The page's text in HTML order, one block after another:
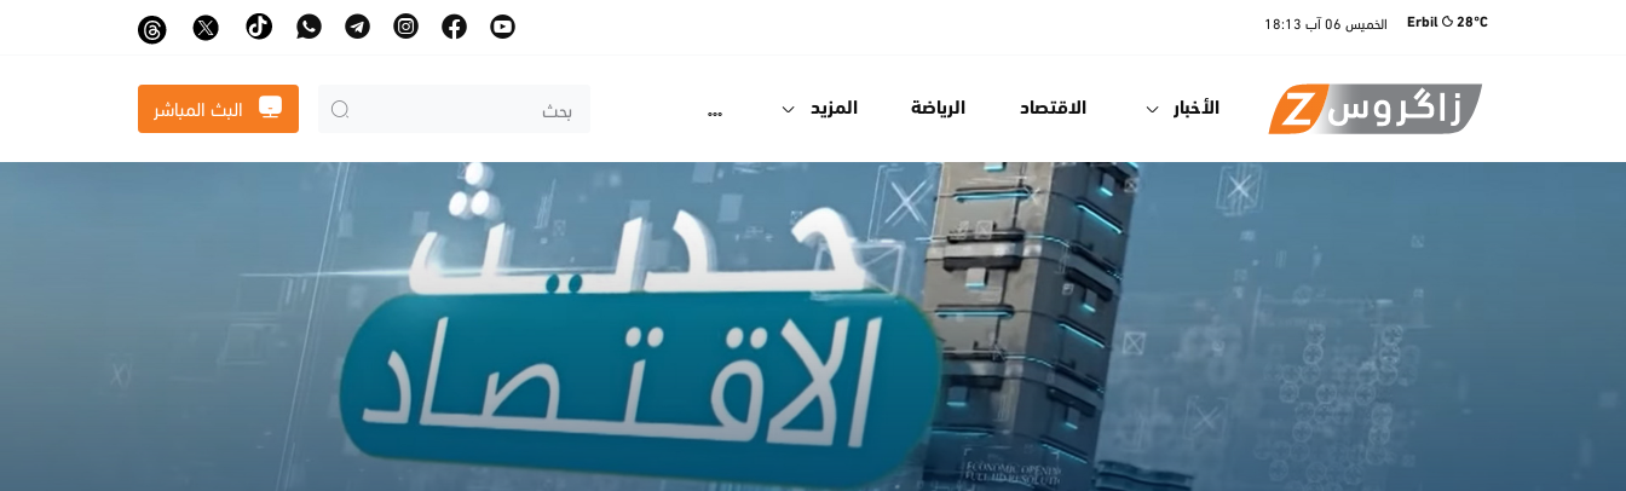
Erbil 28°C الخميس 06 آب 18:13
الأخبار الاقتصاد الرياضة المزيد البث المباشر